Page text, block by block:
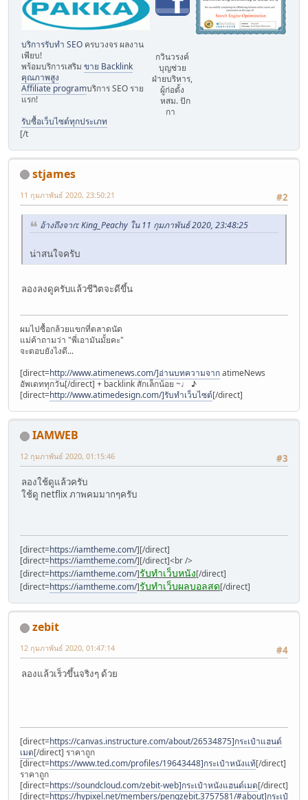
บริการรับทำ SEO ครบวงจร ผลงาน
เพียบ!
พร้อมบริการเสริม ขาย Backlink
คุณภาพสูง
Affiliate programบริการ SEO ราย
แรก!
รับซื้อเว็บไซต์ทุกประเภท
กวินวรงค์
บุญช่วย
ฝ่ายบริหาร,
ผู้ก่อตั้ง
หสม. ปัก
กา
[/t
stjames
#2
11 กุมภาพันธ์ 2020, 23:50:21
อ้างถึงจาก: King_Peachy ใน 11 กุมภาพันธ์ 2020, 23:48:25
น่าสนใจครับ
ลองลงดูครับแล้วชีวิตจะดีขึ้น
ผมไปซื้อกล้วยแขกที่ตลาดนัด
แม่ค้าถามว่า "พี่เอามันมั้ยคะ"
จะตอบยังไงดี...
[direct=http://www.atimenews.com/]อ่านบทความจากatimeNews
อัพเดททุกวัน[/direct] + backlink สักเล็กน้อย ~♩ ♪
[direct=http://www.atimedesign.com/]รับทำเว็บไซต์[/direct]
IAMWEB
#3
12 กุมภาพันธ์ 2020, 01:15:46
ลองใช้ดูแล้วครับ
ใช้ดู netflix ภาพคมมากๆครับ
[direct=https://iamtheme.com/][/direct]
[direct=https://iamtheme.com/][/direct]<br />
[direct=https://iamtheme.com/]รับทำเว็บหนัง[/direct]
[direct=https://iamtheme.com/]รับทำเว็บผลบอลสด[/direct]
zebit
#4
12 กุมภาพันธ์ 2020, 01:47:14
ลองแล้วเร็วขึ้นจริงๆ ด้วย
[direct=https://canvas.instructure.com/about/26534875]กระเป๋าแฮนด์
เมด[/direct] ราคาถูก
[direct=https://www.ted.com/profiles/19643448]กระเป๋าหนังแท้[/direct]
ราคาถูก
[direct=https://soundcloud.com/zebit-web]กระเป๋าหนังแฮนด์เมด[/direct]
[direct=https://hypixel.net/members/pengzebit.3757581/#about]กระเป๋า